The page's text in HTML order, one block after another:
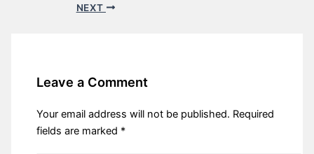
NEXT
Leave a Comment
Your email address will not be published. Required
fields are marked *